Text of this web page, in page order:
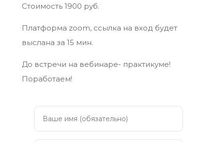
Стоимость 1900 руб.
Платформа zoom, ссылка на вход будет
выслана за 15 мин.
До встречи на вебинаре- практикуме!
Поработаем!